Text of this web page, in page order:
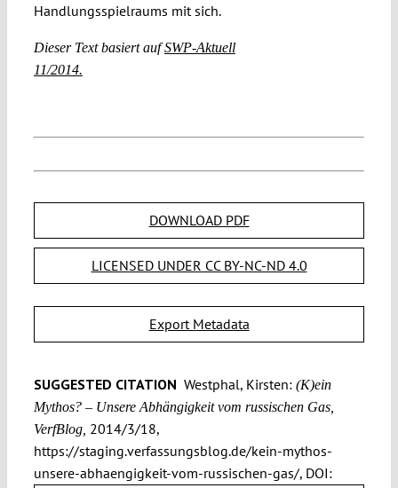
Handlungsspielraums mit sich.
Dieser Text basiert aufSWP-Aktuell
11/2014.
DOWNLOAD PDF
LICENSED UNDER CC BY-NC-ND 4.0
Export Metadata
SUGGESTED CITATION Westphal, Kirsten:(K)ein
Mythos? – Unsere Abhängigkeit vom russischen Gas,
VerfBlog, 2014/3/18,
https://staging.verfassungsblog.de/kein-mythos-
unsere-abhaengigkeit-vom-russischen-gas/, DOI: